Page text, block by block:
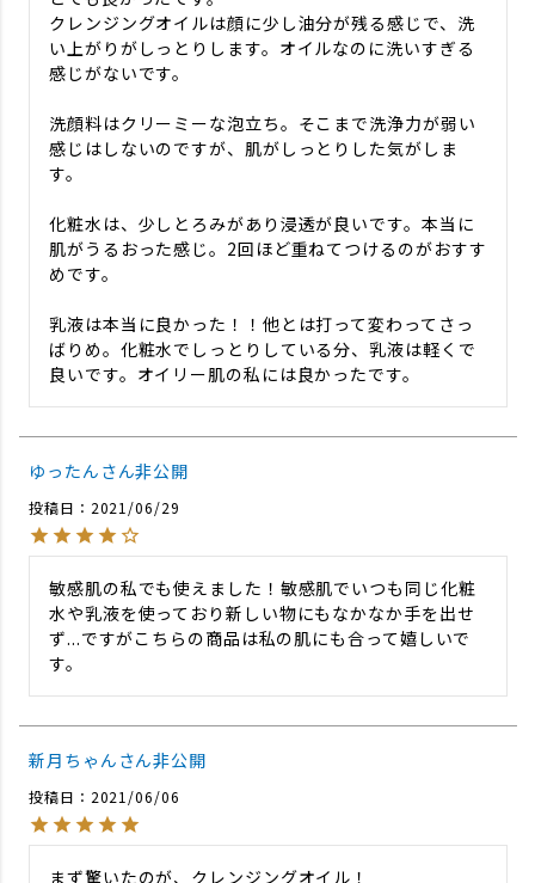
クレンジングオイルは顔に少し油分が残る感じで、洗
い上がりがしっとりします。オイルなのに洗いすぎる
感じがないです。
洗顔料はクリーミーな泡立ち。そこまで洗浄力が弱い
感じはしないのですが、肌がしっとりした気がしま
す。
化粧水は、少しとろみがあり浸透が良いです。本当に
肌がうるおった感じ。2回ほど重ねてつけるのがおすす
めです。
乳液は本当に良かった！！他とは打って変わってさっ
ばりめ。化粧水でしっとりしている分、乳液は軽くで
ゆったん 非公開
投稿日 2021/06/29
敏感肌の私でも使えました！敏感肌でいつも同じ化粧
水や乳液を使っており新しい物にもなかなか手を出せ
ず...ですがこちらの商品は私の肌にも合って嬉しいで
す。
新月ちゃん 非公開
投稿日 2021/06/06
まず驚いたのが、クレンジングオイル！